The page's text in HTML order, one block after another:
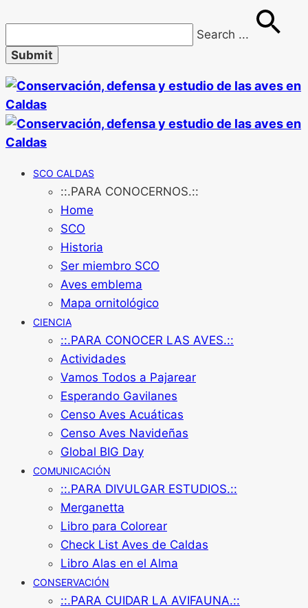
Search ...
SCO CALDAS
::.PARA CONOCERNOS.::
Home
SCO
Historia
Ser miembro SCO
Aves emblema
Mapa ornitológico
CIENCIA
::.PARA CONOCER LAS AVES.::
Actividades
Vamos Todos a Pajarear
Esperando Gavilanes
Censo Aves Acuáticas
Censo Aves Navideñas
Global BIG Day
COMUNICACIÓN
::.PARA DIVULGAR ESTUDIOS.::
Merganetta
Libro para Colorear
Check List Aves de Caldas
Libro Alas en el Alma
CONSERVACIÓN
::.PARA CUIDAR LA AVIFAUNA.::